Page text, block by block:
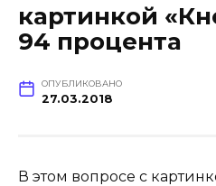
картинкой
94 процента
ОПУБЛИКОВАНО
27.03.2018
В этом вопросе с